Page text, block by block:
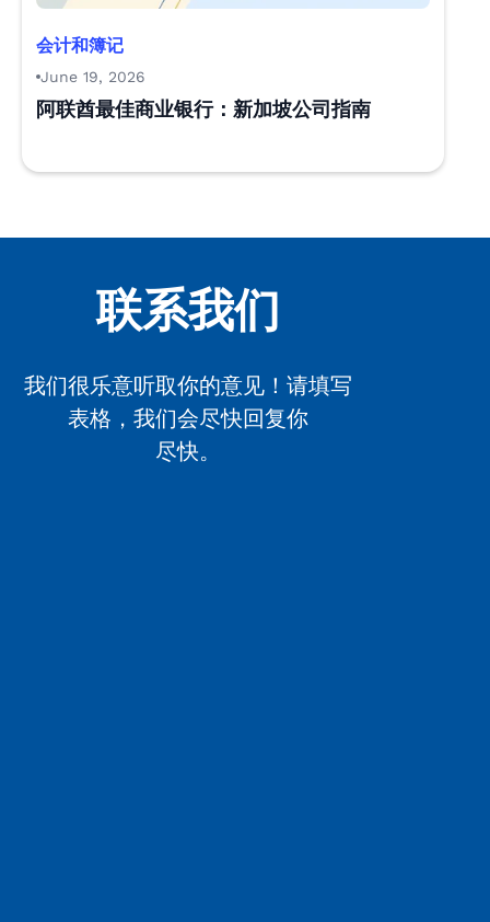
会计和簿记
June 19, 2026
阿联酋最佳商业银行：新加坡公司指南
联系我们
我们很乐意听取你的意见！请填写
表格，我们会尽快回复你
尽快。